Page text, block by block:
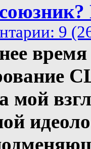
9
мой